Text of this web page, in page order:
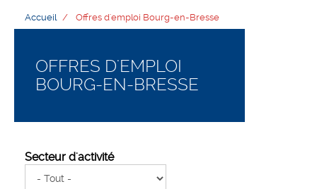
Accueil Offres d'emploi Bourg-en-Bresse
OFFRES D'EMPLOI
BOURG-EN-BRESSE
Secteur d'activité